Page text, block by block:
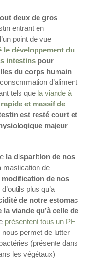
deux de gros
entrant en
point de vue
le développement du
intestins pour
du corps humain
d’aliment
tels que la viande à
et massif de
est resté court et
majeur
la disparition de nos
mastication de
modification de nos
plus qu’a
de notre estomac
viande qu’à celle de
présentent tous un PH
nous permet de lutter
(présente dans
les végétaux),